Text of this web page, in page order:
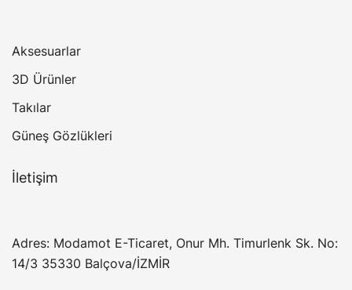
Aksesuarlar
3D Ürünler
Takılar
Güneş Gözlükleri
İletişim
Adres: Modamot E-Ticaret, Onur Mh. Timurlenk Sk. No:
14/3 35330 Balçova/İZMİR